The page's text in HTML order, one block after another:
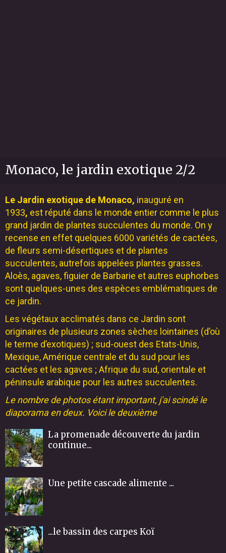
Monaco, le jardin exotique 2/2
Le Jardin exotique de Monaco, inauguré en
1933, est réputé dans le monde entier comme le plus
grand jardin de plantes succulentes du monde. On y
recense en effet quelques 6000 variétés de cactées,
de fleurs semi-désertiques et de plantes
succulentes, autrefois appelées plantes grasses.
Aloès, agaves, figuier de Barbarie et autres euphorbes
sont quelques-unes des espèces emblématiques de
ce jardin.
Les végétaux acclimatés dans ce Jardin sont
originaires de plusieurs zones sèches lointaines (d’où
le terme d’exotiques) ; sud-ouest des Etats-Unis,
Mexique, Amérique centrale et du sud pour les
cactées et les agaves ; Afrique du sud, orientale et
péninsule arabique pour les autres succulentes.
Le nombre de photos étant important, j'ai scindé le
diaporama en deux. Voici le deuxième
La promenade découverte du jardin
continue...
Une petite cascade alimente ...
...le bassin des carpes Koï